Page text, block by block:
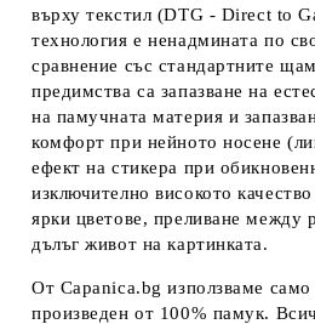
върху текстил (DTG - Direct to
технология е ненадмината по
сравнение със стандартните
предимства са запазване на
на памучната материя и
комфорт при нейното носене
ефект на стикера при
изключително високото
ярки цветове, преливане между
дълъг живот на картинката.
От Capanica.bg използваме само
произведен от 100% памук.